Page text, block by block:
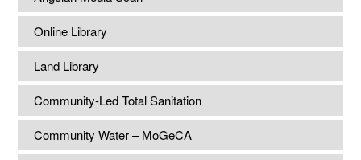
Online Library
Land Library
Community-Led Total Sanitation
Community Water – MoGeCA